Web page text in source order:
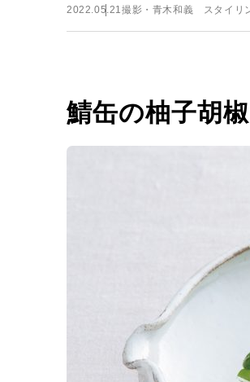
2022.05.21撮影・青木和義 スタイリ
鯖缶の柚子胡